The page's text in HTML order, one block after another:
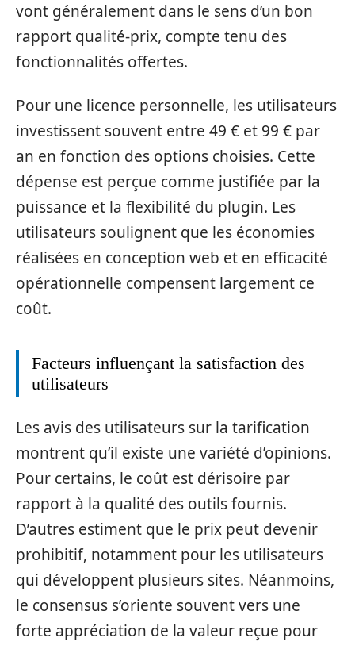
vont généralement dans le sens d’un bon
rapport qualité-prix, compte tenu des
fonctionnalités offertes.
Pour une licence personnelle, les utilisateurs
investissent souvent entre 49 € et 99 € par
an en fonction des options choisies. Cette
dépense est perçue comme justifiée par la
puissance et la flexibilité du plugin. Les
utilisateurs soulignent que les économies
réalisées en conception web et en efficacité
opérationnelle compensent largement ce
coût.
Facteurs influençant la satisfaction des
utilisateurs
Les avis des utilisateurs sur la tarification
montrent qu’il existe une variété d’opinions.
Pour certains, le coût est dérisoire par
rapport à la qualité des outils fournis.
D’autres estiment que le prix peut devenir
prohibitif, notamment pour les utilisateurs
qui développent plusieurs sites. Néanmoins,
le consensus s’oriente souvent vers une
forte appréciation de la valeur reçue pour